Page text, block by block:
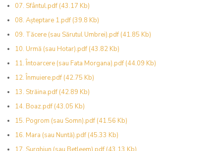
07. Sfântul.pdf (43.17 Kb)
08. Așteptare 1.pdf (39.8 Kb)
09. Tăcere (sau Sărutul Umbrei).pdf (41.85 Kb)
10. Urmă (sau Hotar).pdf (43.82 Kb)
11. Întoarcere (sau Fata Morgana).pdf (44.09 Kb)
12. Înmuiere.pdf (42.75 Kb)
13. Străina.pdf (42.89 Kb)
14. Boaz.pdf (43.05 Kb)
15. Pogrom (sau Somn).pdf (41.56 Kb)
16. Mara (sau Nuntă).pdf (45.33 Kb)